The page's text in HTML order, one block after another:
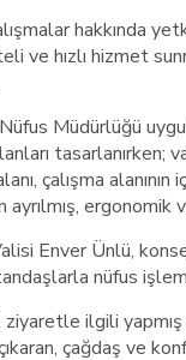
hakkında
ve hızlı hizmet
Müdürlüğü
tasarlanırken;
çalışma
ayrılmış, ergonomik
Enver Ünlü,
nüfus
ilgili
çağdaş ve